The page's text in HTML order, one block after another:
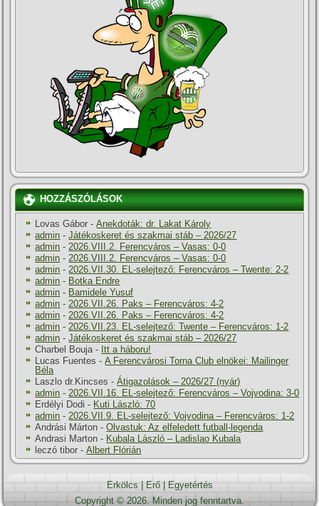
HOZZÁSZÓLÁSOK
Lovas Gábor -Anekdoták: dr. Lakat Károly
admin -Játékoskeret és szakmai stáb – 2026/27
admin -2026.VIII.2. Ferencváros – Vasas: 0-0
admin -2026.VIII.2. Ferencváros – Vasas: 0-0
admin -2026.VII.30. EL-selejtező: Ferencváros – Twente: 2-2
admin - Botka Endre
admin - Bamidele Yusuf
admin -2026.VII.26. Paks – Ferencváros: 4-2
admin -2026.VII.26. Paks – Ferencváros: 4-2
admin -2026.VII.23. EL-selejtező: Twente – Ferencváros: 1-2
admin -Játékoskeret és szakmai stáb – 2026/27
Charbel Bouja- Itt a háboru!
Lucas Fuentes -A Ferencvárosi Torna Club elnökei: Mailinger
Béla
Laszlo dr.Kincses -Átigazolások – 2026/27 (nyár)
admin -2026.VII.16. EL-selejtező: Ferencváros – Vojvodina: 3-0
Erdélyi Dodi - Kuti László: 70
admin -2026.VII.9. EL-selejtező: Vojvodina – Ferencváros: 1-2
Andrási Márton -Olvastuk: Az elfeledett futball-legenda
Andrasi Marton - Kubala László – Ladislao Kubala
leczó tibor -Albert Flórián
Erkölcs | Erő| Egyetértés
Copyright © 2026. Minden jog fenntartva.